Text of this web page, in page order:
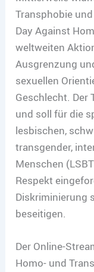
Transphobie
Day Against
weltweiten
Ausgrenzung
sexuellen
Geschlecht. Der
und soll für die
lesbischen,
transgender,
Menschen
Respekt
Diskriminierung
beseitigen.
Der Online-
Homo- und